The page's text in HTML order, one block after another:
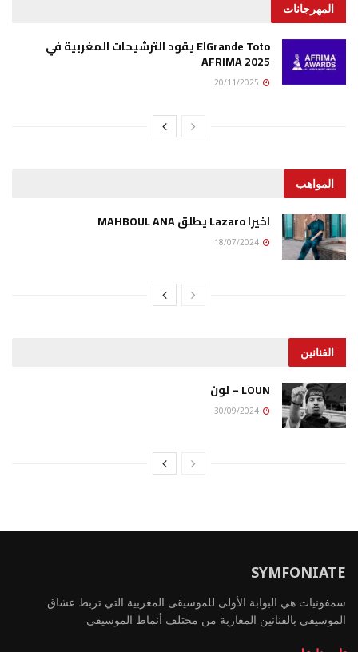
المهرجانات
ElGrande Toto يقود الترشيحات المغربية في
AFRIMA 2025
المواهب
اخيرا Lazaro يطلق MAHBOUL ANA
الفنانين
LOUN – لون
SYMFONIATE
سمفونيات هي البوابة الأولى للموسيقى المغربية التي تربط عشاق
الموسيقى بالفنانين المغاربة من مختلف أنماط الموسيقى